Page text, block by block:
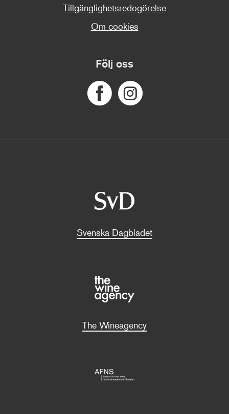
Tillgänglighetsredogörelse
Om cookies
Följ oss
Svenska Dagbladet
The Wineagency